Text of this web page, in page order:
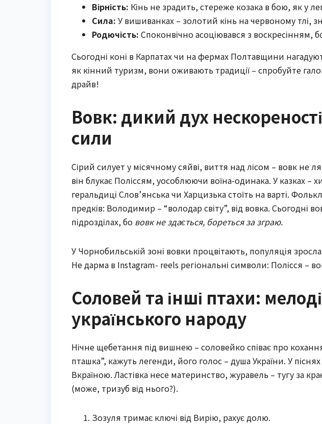
Вірність: Кінь не зрадить, стереже козака в бою, як у
Сила: У вишиванках – золотий кінь на червоному тлі,
Родючість: Споконвічно асоціювався з воскресінням,
Сьогодні коні в Карпатах чи на фермах Полтавщини
як кінний туризм, вони оживають традиції – спробуйте
драйв!
Вовк: дикий дух
сили
Сірий силует у місячному сяйві, виття над лісом – вовк не
він блукає Поліссям, уособлюючи воїна-одинака. У казках –
геральдиці Слов’янська чи Харцизька стоїть на варті.
предків: Володимир – “володар світу”, від вовка. Сьогодні
підрозділах, бо вовк не здається, бореться за зграю.
У Чорнобильській зоні вовки процвітають, популяція
Не дарма в Instagram- reels регіональні символи: Полісся –
Соловей та інші птахи:
українського народу
Нічне щебетання під вишнею – соловейко співає про
пташка”, кажуть легенди, його голос – душа України. У
Вкраїною. Ластівка несе материнство, журавель – тугу за
(може, тризуб від нього?).
Зозуля тримає ключі від Вирію, рахує долю.